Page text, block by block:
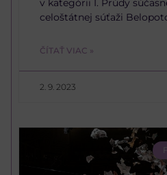
v kategórii I. Prúdy
celoštátnej súťaži
ČÍTAŤ VIAC »
2. 9. 2023